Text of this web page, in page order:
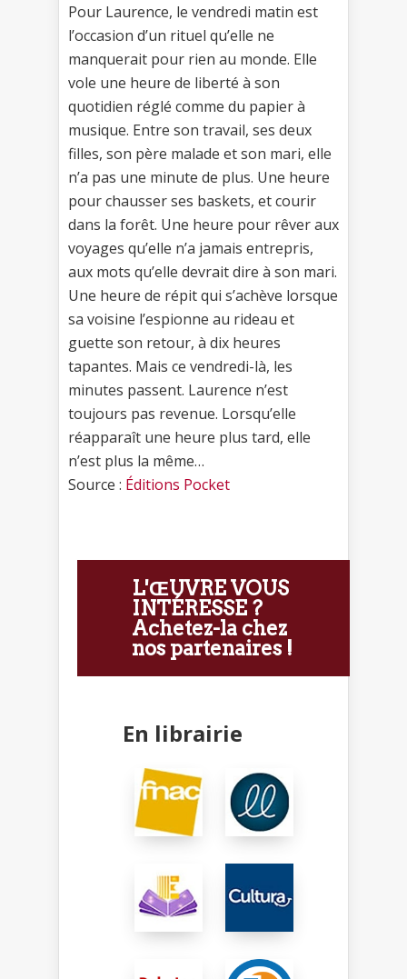
Pour Laurence, le vendredi matin est
l’occasion d’un rituel qu’elle ne
manquerait pour rien au monde. Elle
vole une heure de liberté à son
quotidien réglé comme du papier à
musique. Entre son travail, ses deux
filles, son père malade et son mari, elle
n’a pas une minute de plus. Une heure
pour chausser ses baskets, et courir
dans la forêt. Une heure pour rêver aux
voyages qu’elle n’a jamais entrepris,
aux mots qu’elle devrait dire à son mari.
Une heure de répit qui s’achève lorsque
sa voisine l’espionne au rideau et
guette son retour, à dix heures
tapantes. Mais ce vendredi-là, les
minutes passent. Laurence n’est
toujours pas revenue. Lorsqu’elle
réapparaît une heure plus tard, elle
n’est plus la même…
Source : Éditions Pocket
L'ŒUVRE VOUS
INTÉRESSE ?
Achetez-la chez
nos partenaires !
En librairie